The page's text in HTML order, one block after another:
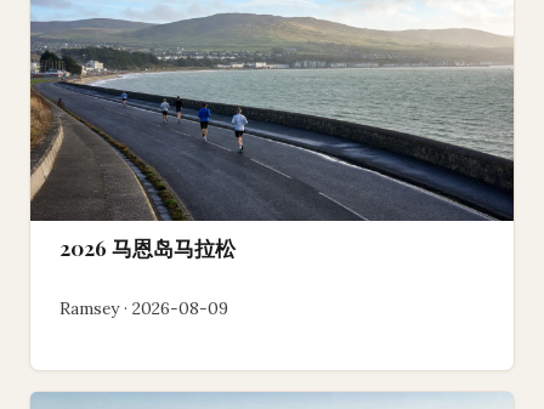
2026 马恩岛马拉松
Ramsey · 2026-08-09